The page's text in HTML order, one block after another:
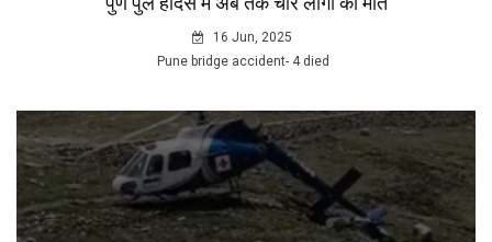
16 Jun, 2025
Pune bridge accident- 4 died